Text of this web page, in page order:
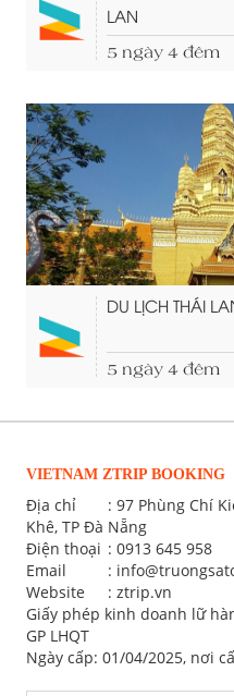
LAN
5 ngày 4 đêm
DU LỊCH THÁI
5 ngày 4 đêm
VIETNAM ZTRIP BOOKING
Địa chỉ
: 97 Phùng Chí
Khê, TP Đà Nẵng
Điện thoại : 0913 645 958
Email
:
Website
: ztrip.vn
Giấy phép kinh doanh lữ
GP LHQT
Ngày cấp: 01/04/2025, nơi